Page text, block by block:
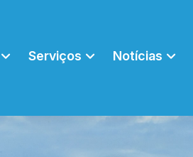
Serviços Notícias